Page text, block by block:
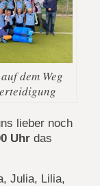
dem Weg
lieber noch
Uhrdas
Julia, Lilia,